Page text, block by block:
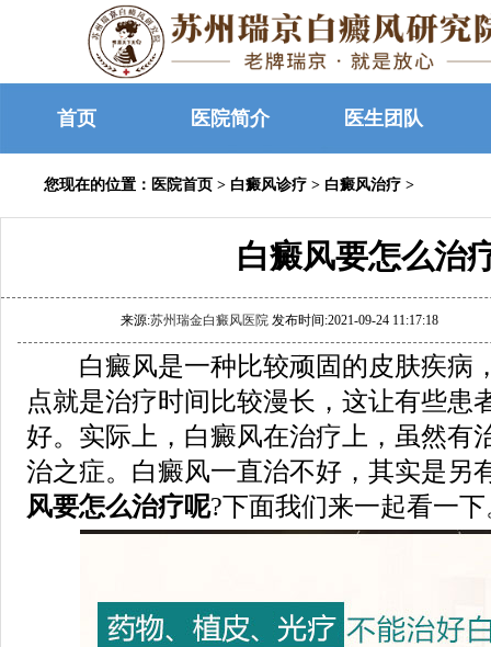
首页 医院简介 医生团队
您现在的位置： 医院首页 > 白癜风诊疗 > 白癜风治疗 >
白癜风要怎么治
来源:苏州瑞金白癜风医院 发布时间:2021-09-24 11:17:18
白癜风是一种比较顽固的皮肤疾病
点就是治疗时间比较漫长，这让有些患
好。实际上，白癜风在治疗上，虽然有
治之症。白癜风一直治不好，其实是另
风要怎么治疗呢?下面我们来一起看一下